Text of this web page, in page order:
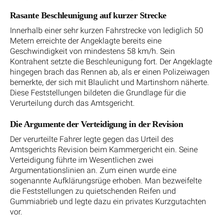
Rasante Beschleunigung auf kurzer Strecke
Innerhalb einer sehr kurzen Fahrstrecke von lediglich 50
Metern erreichte der Angeklagte bereits eine
Geschwindigkeit von mindestens 58 km/h. Sein
Kontrahent setzte die Beschleunigung fort. Der Angeklagte
hingegen brach das Rennen ab, als er einen Polizeiwagen
bemerkte, der sich mit Blaulicht und Martinshorn näherte.
Diese Feststellungen bildeten die Grundlage für die
Verurteilung durch das Amtsgericht.
Die Argumente der Verteidigung in der Revision
Der verurteilte Fahrer legte gegen das Urteil des
Amtsgerichts Revision beim Kammergericht ein. Seine
Verteidigung führte im Wesentlichen zwei
Argumentationslinien an. Zum einen wurde eine
sogenannte Aufklärungsrüge erhoben. Man bezweifelte
die Feststellungen zu quietschenden Reifen und
Gummiabrieb und legte dazu ein privates Kurzgutachten
vor.